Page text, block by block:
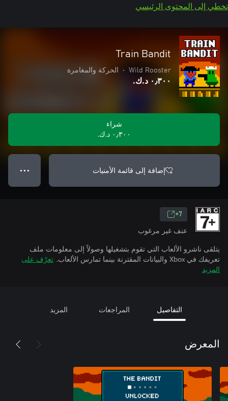
تخطي إلى المحتوى الرئيسي
Train Bandit
Wild Rooster
• الحركة والمغامرة
٠٫٣٠٠ د.ك.‏
شراء
٠٫٣٠٠ د.ك.‏
إضافة إلى قائمة الأمنيات ● ● ●
7+
عنف غير مرغوب
يتلقى ناشرو الألعاب التي تقوم بتشغيلها وصولاً إلى معلومات ملف
تعريفك في Xbox والبيانات المقترنة بينما تمارس الألعاب.
تعرّف على
المزيد
التفاصيل المراجعات المزيد
المعرض